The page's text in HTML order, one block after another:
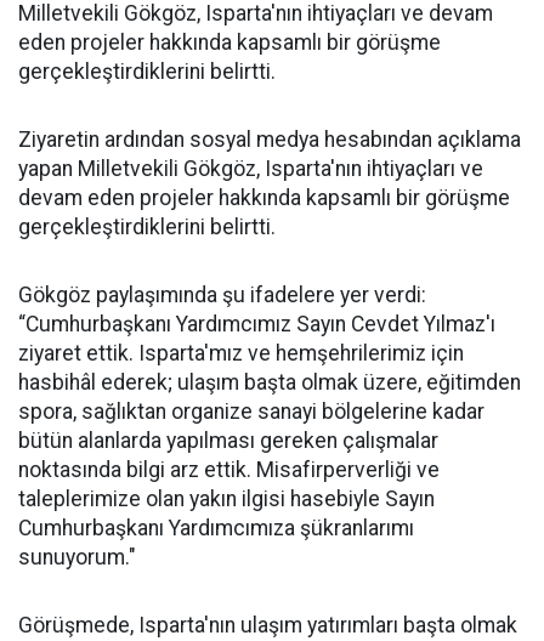
Milletvekili Gökgöz, Isparta'nın ihtiyaçları ve devam
eden projeler hakkında kapsamlı bir görüşme
gerçekleştirdiklerini belirtti.
Ziyaretin ardından sosyal medya hesabından açıklama
yapan Milletvekili Gökgöz, Isparta'nın ihtiyaçları ve
devam eden projeler hakkında kapsamlı bir görüşme
gerçekleştirdiklerini belirtti.
Gökgöz paylaşımında şu ifadelere yer verdi:
“Cumhurbaşkanı Yardımcımız Sayın Cevdet Yılmaz'ı
ziyaret ettik. Isparta'mız ve hemşehrilerimiz için
hasbihâl ederek; ulaşım başta olmak üzere, eğitimden
spora, sağlıktan organize sanayi bölgelerine kadar
bütün alanlarda yapılması gereken çalışmalar
noktasında bilgi arz ettik. Misafirperverliği ve
taleplerimize olan yakın ilgisi hasebiyle Sayın
Cumhurbaşkanı Yardımcımıza şükranlarımı
sunuyorum."
Görüşmede, Isparta'nın ulaşım yatırımları başta olmak